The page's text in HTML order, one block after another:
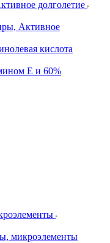
долголетие
Активное
кислота
Е и 60%
микроэлементы